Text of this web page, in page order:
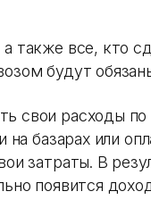
также все, кто
будут
свои расходы по
на базарах или
затраты. В
появится